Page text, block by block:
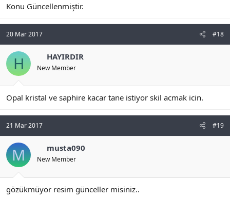
Konu Güncellenmiştir.
20 Mar 2017 #18
H HAYIRDIR
New Member
Opal kristal ve saphire kacar tane istiyor skil acmak icin.
21 Mar 2017 #19
M musta090
New Member
gözükmüyor resim günceller misiniz..